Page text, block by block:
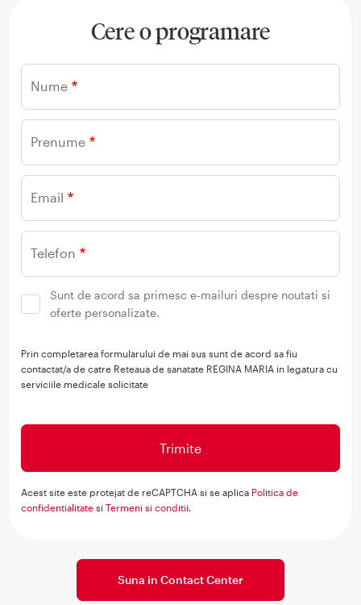
Cere o programare
Nume
Prenume
Email
Telefon
Sunt de acord sa primesc e-mailuri despre noutati si
oferte personalizate.
Prin completarea formularului de mai sus sunt de acord sa fiu
contactat/a de catre Reteaua de sanatate REGINA MARIA in legatura cu
serviciile medicale solicitate
Acest site este protejat de reCAPTCHA si se aplica Politica de
confidentialitate siTermeni si conditii
Suna in Contact Center